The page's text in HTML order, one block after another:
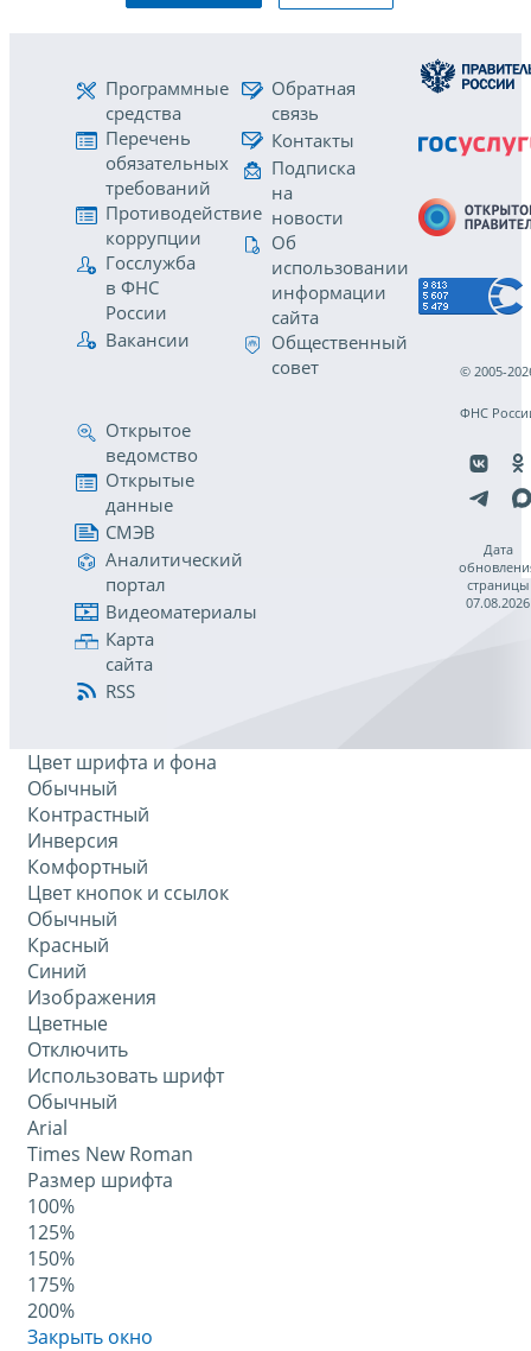
Программные
средства
Перечень
обязательных
требований
Противодействие
коррупции
Госслужба
в ФНС
России
Вакансии
Обратная
связь
Контакты
Подписка
на
новости
Об
использовании
информации
сайта
Общественный
совет
Открытое
ведомство
Открытые
данные
СМЭВ
Аналитический
портал
Видеоматериалы
Карта
сайта
RSS
© 2005-
ФНС
Дата
страницы
07.08.2026
Цвет шрифта и фона
Обычный
Контрастный
Инверсия
Комфортный
Цвет кнопок и ссылок
Обычный
Красный
Синий
Изображения
Цветные
Отключить
Использовать шрифт
Обычный
Arial
Times New Roman
Размер шрифта
100%
125%
150%
175%
200%
Закрыть окно